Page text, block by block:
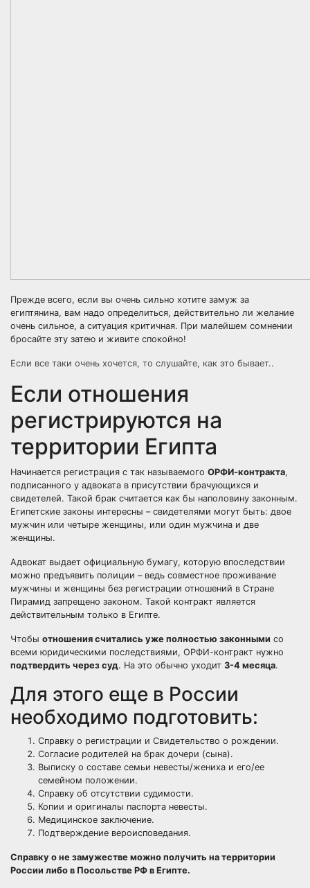
Прежде всего, если вы очень сильно хотите замуж за
египтянина, вам надо определиться, действительно ли желание
очень сильное, а ситуация критичная. При малейшем сомнении
бросайте эту затею и живите спокойно!
Если все таки очень хочется, то слушайте, как это бывает..
Если отношения
регистрируются на
территории Египта
Начинается регистрация с так называемого ОРФИ-контракта,
подписанного у адвоката в присутствии брачующихся и
свидетелей. Такой брак считается как бы наполовину законным.
Египетские законы интересны – свидетелями могут быть: двое
мужчин или четыре женщины, или один мужчина и две
женщины.
Адвокат выдает официальную бумагу, которую впоследствии
можно предъявить полиции – ведь совместное проживание
мужчины и женщины без регистрации отношений в Стране
Пирамид запрещено законом. Такой контракт является
действительным только в Египте.
Чтобы отношения считались уже полностью законными со
всеми юридическими последствиями, ОРФИ-контракт нужно
подтвердить через суд. На это обычно уходит 3-4 месяца.
Для этого еще в России
необходимо подготовить:
Справку о регистрации и Свидетельство о рождении.
Согласие родителей на брак дочери (сына).
Выписку о составе семьи невесты/жениха и его/ее
семейном положении.
Справку об отсутствии судимости.
Копии и оригиналы паспорта невесты.
Медицинское заключение.
Подтверждение вероисповедания.
Справку о не замужестве можно получить на территории
России либо в Посольстве РФ в Египте.